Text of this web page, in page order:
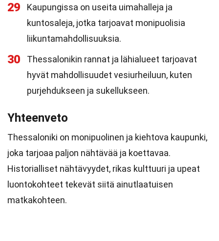
29
Kaupungissa on useita uimahalleja ja
kuntosaleja, jotka tarjoavat monipuolisia
liikuntamahdollisuuksia.
30
Thessalonikin rannat ja lähialueet tarjoavat
hyvät mahdollisuudet vesiurheiluun, kuten
purjehdukseen ja sukellukseen.
Yhteenveto
Thessaloniki on monipuolinen ja kiehtova kaupunki,
joka tarjoaa paljon nähtävää ja koettavaa.
Historialliset nähtävyydet, rikas kulttuuri ja upeat
luontokohteet tekevät siitä ainutlaatuisen
matkakohteen.